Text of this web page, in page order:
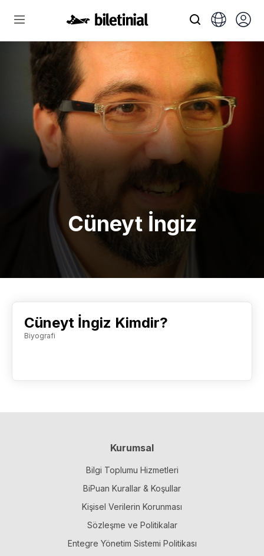
Cüneyt İngiz
Cüneyt İngiz Kimdir?
Biyografi
Kurumsal
Bilgi Toplumu Hizmetleri
BiPuan Kurallar & Koşullar
Kişisel Verilerin Korunması
Sözleşme ve Politikalar
Entegre Yönetim Sistemi Politikası